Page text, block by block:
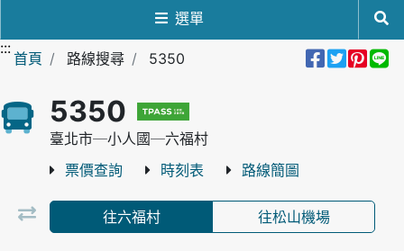
選單
:::
首頁 路線搜尋 5350 分享到
分享
分
5350
臺北市─小人國─六福村
票價查詢 時刻表 路線簡圖
往六福村 往松山機場